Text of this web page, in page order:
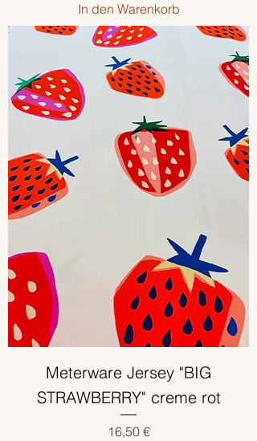
In den Warenkorb
Meterware Jersey "BIG
STRAWBERRY" creme rot
Preis
16,50 €